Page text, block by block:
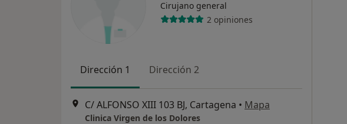
Cirujano general
2 opiniones
Dirección 1 Dirección 2
C/ ALFONSO XIII 103 BJ, Cartagena • Mapa
Clinica Virgen de los Dolores